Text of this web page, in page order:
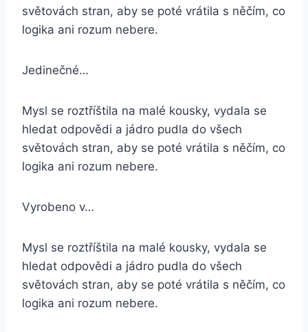
světovách stran, aby se poté vrátila s něčím, co
logika ani rozum nebere.
Jedinečné…
Mysl se roztříštila na malé kousky, vydala se
hledat odpovědi a jádro pudla do všech
světovách stran, aby se poté vrátila s něčím, co
logika ani rozum nebere.
Vyrobeno v…
Mysl se roztříštila na malé kousky, vydala se
hledat odpovědi a jádro pudla do všech
světovách stran, aby se poté vrátila s něčím, co
logika ani rozum nebere.